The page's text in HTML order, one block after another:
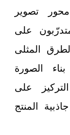
تصوير
على
المثلى
الصورة
التركيز على
المنتج